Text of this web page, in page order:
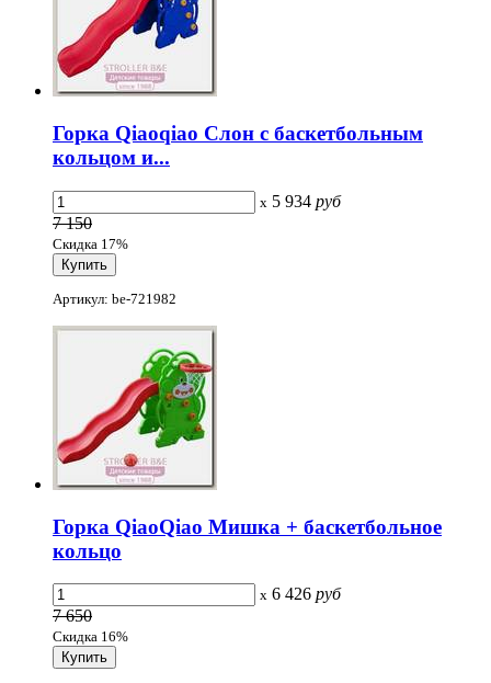
Горка Qiaoqiao Слон с баскетбольным
кольцом и...
x 5 934 руб
7 150
Скидка 17%
Артикул: be-721982
Горка QiaoQiao Мишка + баскетбольное
кольцо
x 6 426 руб
7 650
Скидка 16%